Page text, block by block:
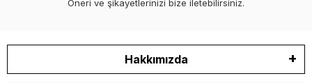
Öneri ve şikayetlerinizi bize iletebilirsiniz.
Hakkımızda